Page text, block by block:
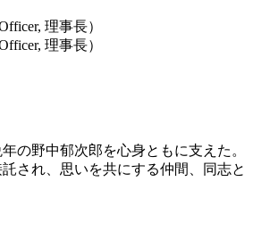
理事長）
理事長）
の野中郁次郎を心身ともに支えた。
され、思いを共にする仲間、同志と